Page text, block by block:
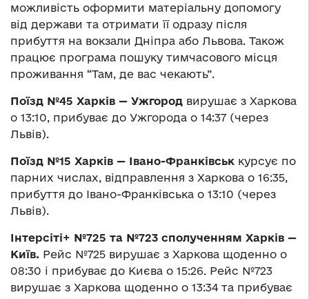
можливість оформити матеріальну допомогу
від держави та отримати її одразу після
прибуття на вокзали Дніпра або Львова. Також
працює програма пошуку тимчасового місця
проживання “Там, де вас чекають”.
Поїзд №45 Харків — Ужгород вирушає з Харкова
о 13:10, прибуває до Ужгорода о 14:37 (через
Львів).
Поїзд №15 Харків — Івано-Франківськ курсує по
парних числах, відправлення з Харкова о 16:35,
прибуття до Івано-Франківська о 13:10 (через
Львів).
Інтерсіті+ №725 та №723 сполученням Харків —
Київ. Рейс №725 вирушає з Харкова щоденно о
08:30 і прибуває до Києва о 15:26. Рейс №723
вирушає з Харкова щоденно о 13:34 та прибуває